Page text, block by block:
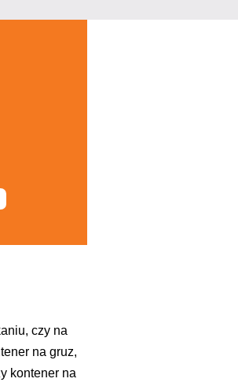
czy na
na gruz,
kontener na